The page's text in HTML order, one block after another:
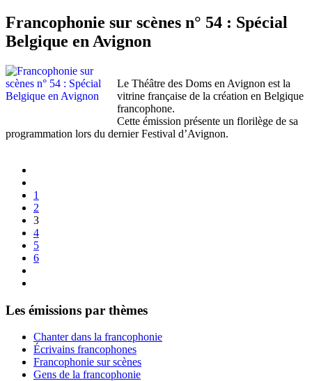
Francophonie sur scènes n° 54 : Spécial
Belgique en Avignon
Le Théâtre des Doms en Avignon est la
vitrine française de la création en Belgique
francophone.
Cette émission présente un florilège de sa
programmation lors du dernier Festival d’Avignon.
1
2
3
4
5
6
Les émissions par thèmes
Chanter dans la francophonie
Écrivains francophones
Francophonie sur scènes
Gens de la francophonie